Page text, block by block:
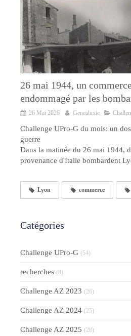
26 mai 1944, un
endommagé par les
26 Mai 2026 Genealuxie
Challenge UPro-G du mois: un
guerre
Dans la matinée du 26 mai 1944,
provenance d'Italie bombardent
Lyon commerce
Catégories
Challenge UPro-G (54)
recherches (8)
Challenge AZ 2023 (26)
Challenge AZ 2024 (25)
Challenge AZ 2025 (28)